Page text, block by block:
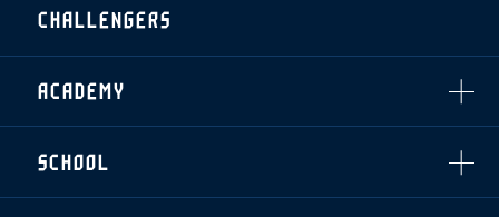
運営サポートスタッフ募集
クラブアンバサダー
ホームタウン活動
ふるさと納税
拠点一覧
フィロソフィー
クラブについて（エンブレム・ロゴ等）
CHALLENGERS
ACADEMY
U-18
U-15
スタッフ
SCHOOL